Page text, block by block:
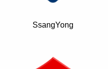
SsangYong